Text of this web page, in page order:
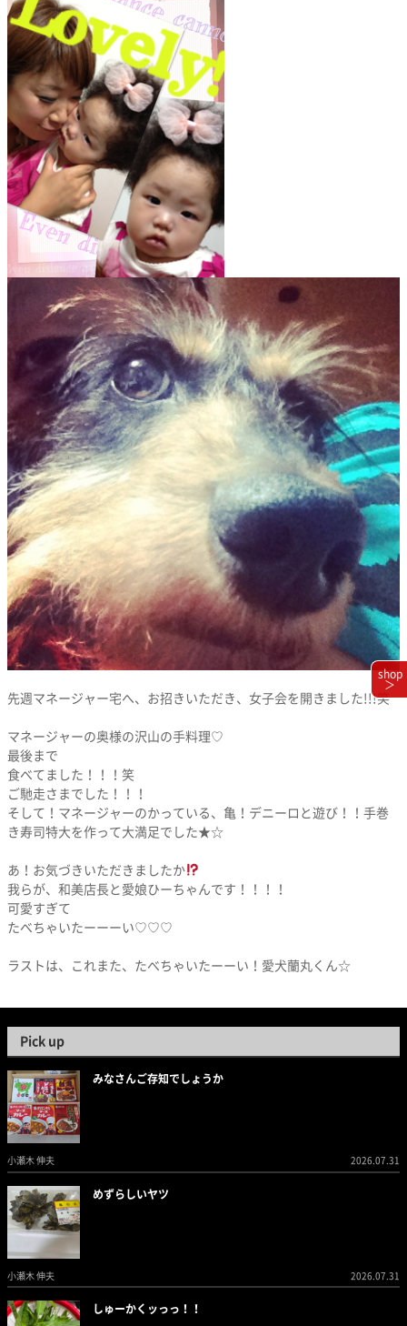
先週マネージャー宅へ、お招きいただき、女子会を開きました!!!笑
マネージャーの奥様の沢山の手料理♡
最後まで
食べてました！！！笑
ご馳走さまでした！！！
そして！マネージャーのかっている、亀！デニーロと遊び！！手巻
き寿司特大を作って大満足でした★☆
あ！お気づきいただきましたか
我らが、和美店長と愛娘ひーちゃんです！！！！
可愛すぎて
たべちゃいたーーーい♡♡♡
ラストは、これまた、たべちゃいたーーい！愛犬蘭丸くん☆
Pick up
みなさんご存知でしょうか
小瀬木 伸夫 2026.07.31
めずらしいヤツ
小瀬木 伸夫 2026.07.31
しゅーかくッっっ！！
shop
＞